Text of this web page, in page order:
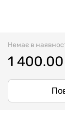
Немає в
1 400.00